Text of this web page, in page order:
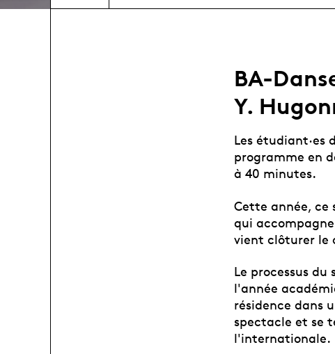
BA-
Y.
Les étudiant·es
programme en
à 40 minutes.
Cette année, ce
qui
vient clôturer le
Le processus
l'année
résidence dans
spectacle et se
l'internationale.